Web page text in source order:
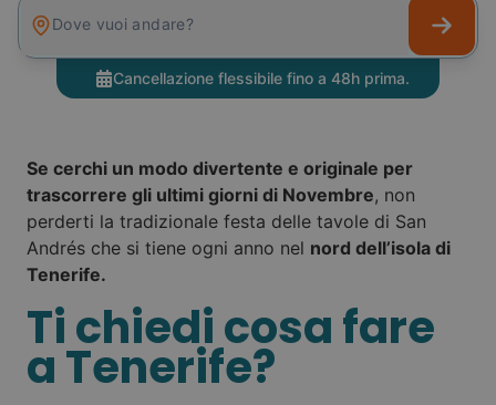
Dove vuoi andare?
Cancellazione flessibile fino a 48h prima.
Se cerchi un modo divertente e originale per
trascorrere gli ultimi giorni di Novembre, non
perderti la tradizionale festa delle tavole di San
Andrés che si tiene ogni anno nel nord dell’isola di
Tenerife.
Ti chiedi cosa fare
a Tenerife?